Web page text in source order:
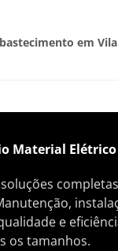
em Vila
Material
e
os tamanhos.